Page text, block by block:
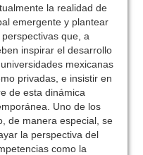
la realidad de
emergente y plantear
que, a
inspirar el desarrollo
mexicanas
privadas, e insistir en
de esta dinámica
Uno de los
de manera especial, se
la perspectiva del
como la